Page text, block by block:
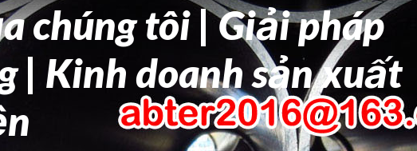
chúng tôi | Giải pháp
| Kinh doanh sản xuất